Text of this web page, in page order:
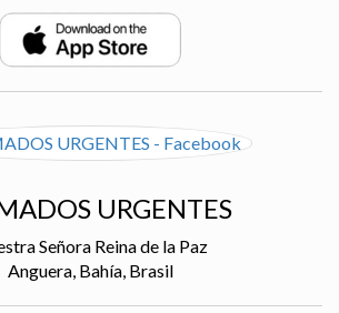
URGENTES
Señora Reina de la Paz
Anguera, Bahía, Brasil